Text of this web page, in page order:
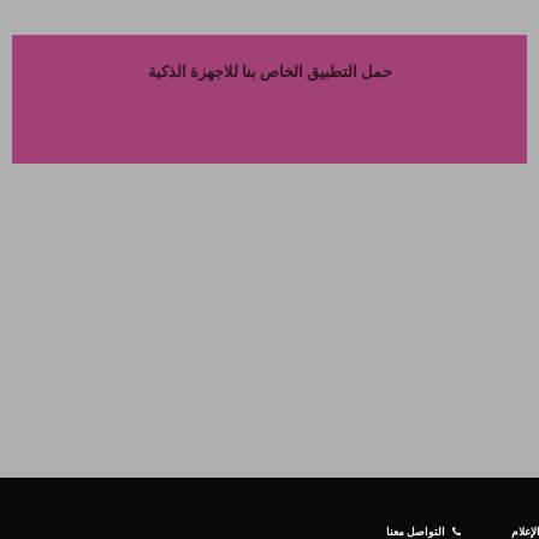
حمل التطبيق الخاص بنا للاجهزة الذكية
التواصل معنا